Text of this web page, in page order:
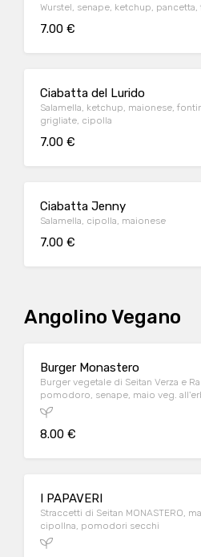
Wurstel, senape, ketchup, pancetta,
7.00 €
Ciabatta del Lurido
Salamella, ketchup, maionese,
grigliate, cipolla
7.00 €
Ciabatta Jenny
Salamella, cipolla, maionese
7.00 €
Angolino Vegano
Burger Monastero
Burger vegetale di Seitan Verza e
pomodoro, senape, maio veg.
8.00 €
I PAPAVERI
Straccetti di Seitan MONASTERO,
cipollna, pomodori secchi